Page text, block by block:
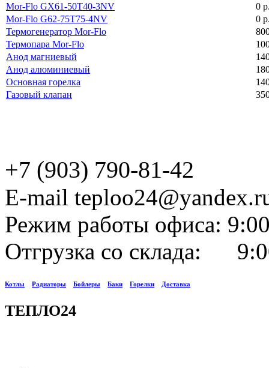
Mor-Flo GX61-50T40-3NV
0
Mor-Flo G62-75T75-4NV
0
Термогенератор Mor-Flo
Термопара Mor-Flo
Анод магниевый
Анод алюминиевый
Основная горелка
Газовый клапан
+7 (903) 790-81-42
E-mail
Режим работы офиса:
Отгрузка со склада:
Котлы Радиаторы Бойлеры Баки Горелки Доставка
ТЕПЛО24